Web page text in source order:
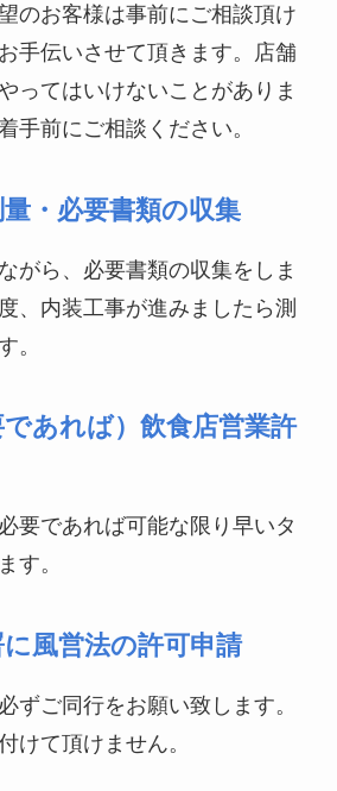
のお客様は事前にご相談頂け
手伝いさせて頂きます。店舗
ってはいけないことがありま
手前にご相談ください。
量・必要書類の収集
がら、必要書類の収集をしま
、内装工事が進みましたら測
。
であれば）飲食店営業許
要であれば可能な限り早いタ
す。
に風営法の許可申請
ずご同行をお願い致します。
けて頂けません。